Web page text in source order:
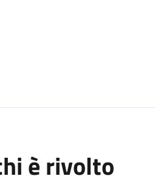
è rivolto